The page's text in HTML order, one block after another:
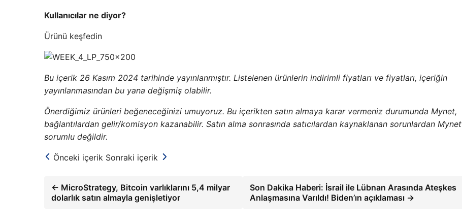
Kullanıcılar ne diyor?
Ürünü keşfedin
Bu içerik 26 Kasım 2024 tarihinde yayınlanmıştır. Listelenen ürünlerin indirimli fiyatları ve fiyatları, içeriğin
yayınlanmasından bu yana değişmiş olabilir.
Önerdiğimiz ürünleri beğeneceğinizi umuyoruz. Bu içerikten satın almaya karar vermeniz durumunda Mynet,
bağlantılardan gelir/komisyon kazanabilir. Satın alma sonrasında satıcılardan kaynaklanan sorunlardan Mynet
sorumlu değildir.
Önceki içerik Sonraki içerik
← MicroStrategy, Bitcoin varlıklarını 5,4 milyar
dolarlık satın almayla genişletiyor
Son Dakika Haberi: İsrail ile Lübnan Arasında Ateşkes
Anlaşmasına Varıldı! Biden’ın açıklaması →